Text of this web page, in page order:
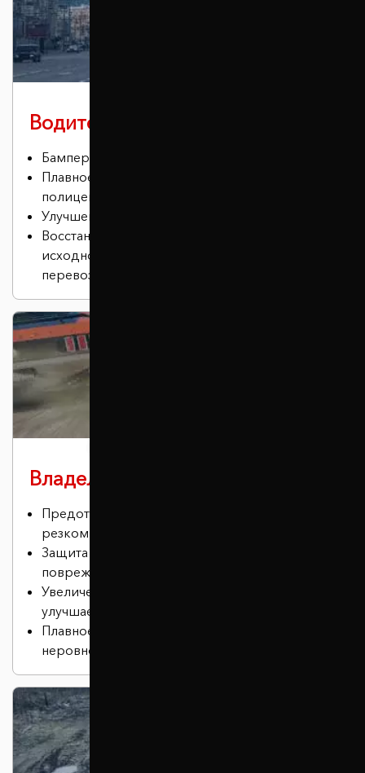
Водителю в городе
Бампер не задевает бордюры.
Плавное преодоление лежачих
полицейских.
Улучшение проходимости
Восстановление положения кузова в
исходное состояние (актуально для
перевозки грузов или установки ГБО).
Владельцам спорткаров
Предотвращение эффекта кивка при
резком торможении.
Защита нижней части автомобиля от
повреждений.
Увеличение дорожного просвета, что
улучшает проходимость.
Плавное и бесшумное преодоление
неровностей.